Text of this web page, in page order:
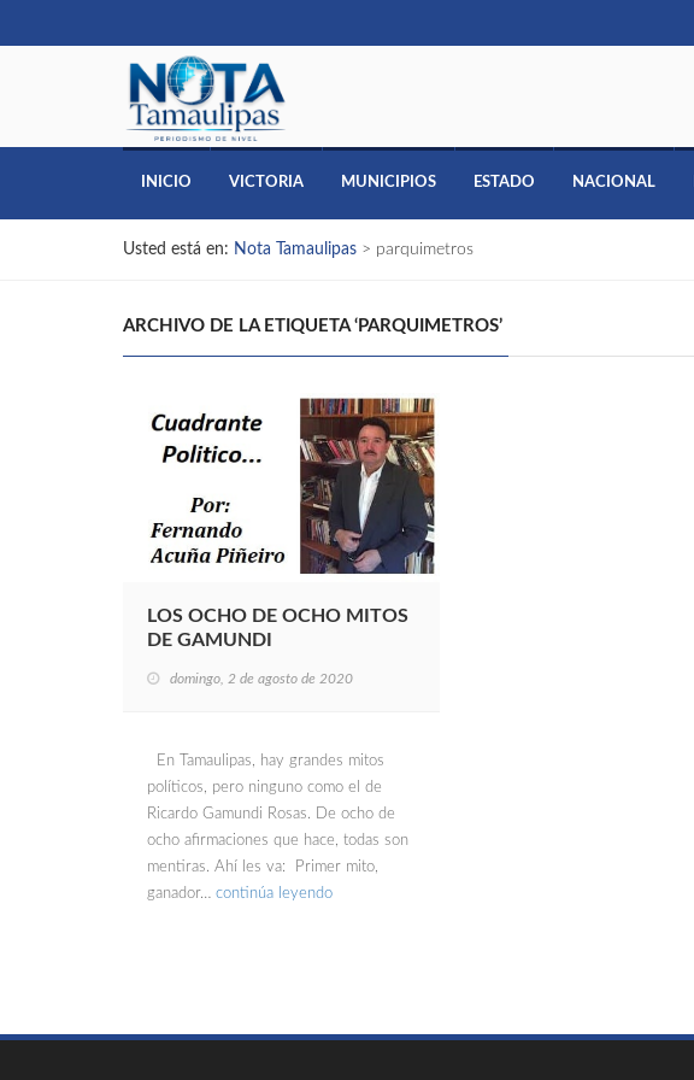
INICIO VICTORIA MUNICIPIOS ESTADO NACIONAL
Usted está en: Nota Tamaulipas > parquimetros
ARCHIVO DE LA ETIQUETA ‘PARQUIMETROS’
LOS OCHO DE OCHO MITOS
DE GAMUNDI
domingo, 2 de agosto de 2020
En Tamaulipas, hay grandes mitos
políticos, pero ninguno como el de
Ricardo Gamundi Rosas. De ocho de
ocho afirmaciones que hace, todas son
mentiras. Ahí les va: Primer mito,
ganador… continúa leyendo